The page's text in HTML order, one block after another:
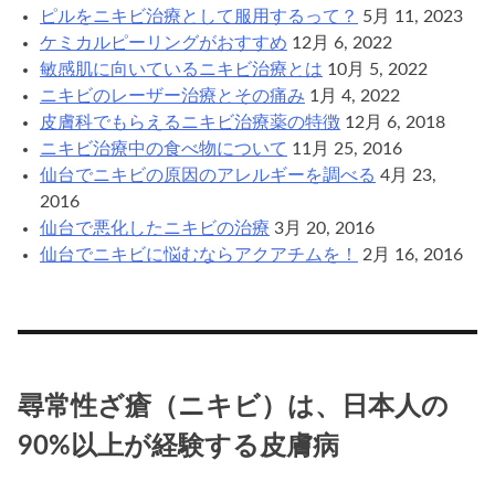
ピルをニキビ治療として服用するって？ 5月 11, 2023
ケミカルピーリングがおすすめ 12月 6, 2022
敏感肌に向いているニキビ治療とは 10月 5, 2022
ニキビのレーザー治療とその痛み 1月 4, 2022
皮膚科でもらえるニキビ治療薬の特徴 12月 6, 2018
ニキビ治療中の食べ物について 11月 25, 2016
仙台でニキビの原因のアレルギーを調べる 4月 23,
2016
仙台で悪化したニキビの治療 3月 20, 2016
仙台でニキビに悩むならアクアチムを！
2月 16, 2016
尋常性ざ瘡（ニキビ）は、日本人の
90%以上が経験する皮膚病